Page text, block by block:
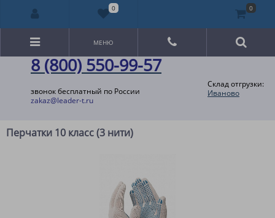
8 (800) 550-99-57
звонок бесплатный по России
zakaz@leader-t.ru
Склад отгрузки:
Иваново
МЕНЮ
Перчатки 10 класс (3 нити)
0 0